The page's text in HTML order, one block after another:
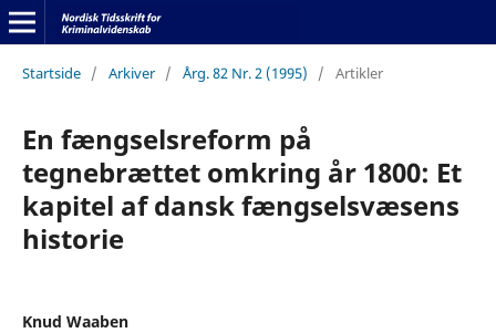
Startside / Arkiver / Årg. 82 Nr. 2 (1995) / Artikler
En fængselsreform på
tegnebrættet omkring år 1800: Et
kapitel af dansk fængselsvæsens
historie
Knud Waaben